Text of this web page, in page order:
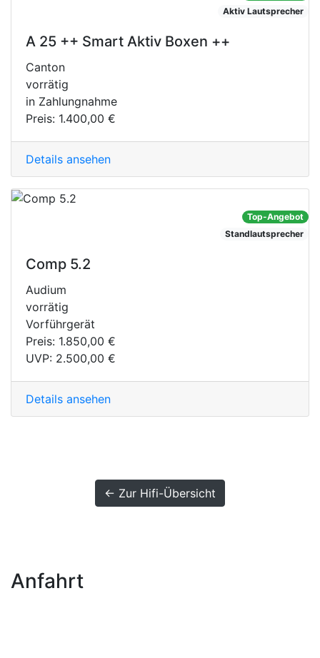
Aktiv Lautsprecher
A 25 ++ Smart Aktiv Boxen ++
Canton
vorrätig
in Zahlungnahme
Preis: 1.400,00 €
Details ansehen
Top-Angebot
Standlautsprecher
Comp 5.2
Audium
vorrätig
Vorführgerät
Preis: 1.850,00 €
UVP: 2.500,00 €
Details ansehen
← Zur Hifi-Übersicht
Anfahrt